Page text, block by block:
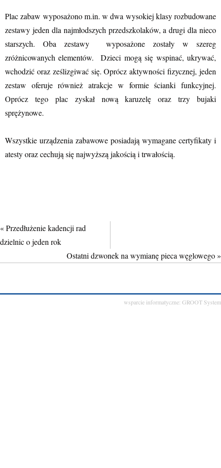
Plac zabaw wyposażono m.in. w dwa wysokiej klasy rozbudowane
zestawy jeden dla najmłodszych przedszkolaków, a drugi dla nieco
starszych. Oba zestawy wyposażone zostały w szereg
zróżnicowanych elementów. Dzieci mogą się wspinać, ukrywać,
wchodzić oraz ześlizgiwać się. Oprócz aktywności fizycznej, jeden
zestaw oferuje również atrakcje w formie ścianki funkcyjnej.
Oprócz tego plac zyskał nową karuzelę oraz trzy bujaki
sprężynowe.
Wszystkie urządzenia zabawowe posiadają wymagane certyfikaty i
atesty oraz cechują się najwyższą jakością i trwałością.
«Przedłużenie kadencji rad
dzielnic o jeden rok
Ostatni dzwonek na wymianę pieca węglowego»
wsparcie informatyczne: GROOT System